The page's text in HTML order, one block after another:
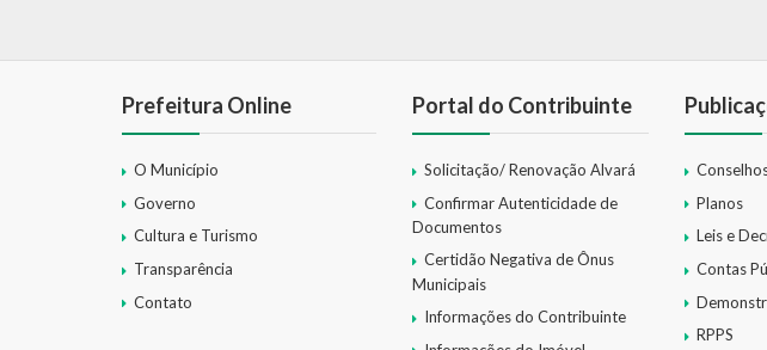
Prefeitura Online
O Município
Governo
Cultura e Turismo
Transparência
Contato
Portal do Contribuinte
Solicitação/ Renovação Alvará
Confirmar Autenticidade de
Documentos
Certidão Negativa de Ônus
Municipais
Informações do Contribuinte
Planos
Leis e
Contas
RPPS